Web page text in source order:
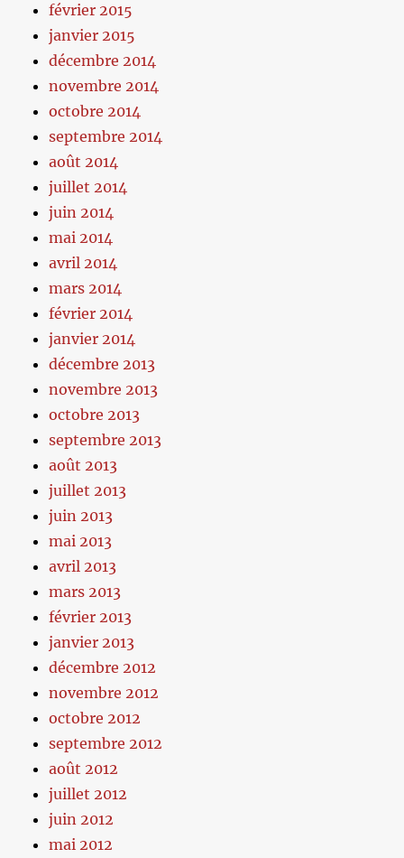
février 2015
janvier 2015
décembre 2014
novembre 2014
octobre 2014
septembre 2014
août 2014
juillet 2014
juin 2014
mai 2014
avril 2014
mars 2014
février 2014
janvier 2014
décembre 2013
novembre 2013
octobre 2013
septembre 2013
août 2013
juillet 2013
juin 2013
mai 2013
avril 2013
mars 2013
février 2013
janvier 2013
décembre 2012
novembre 2012
octobre 2012
septembre 2012
août 2012
juillet 2012
juin 2012
mai 2012